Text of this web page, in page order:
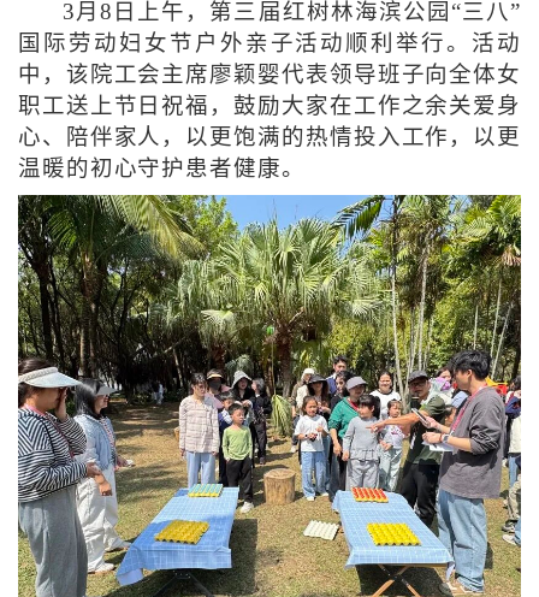
3月8日上午，第三届红树林海滨公园“三八”
国际劳动妇女节户外亲子活动顺利举行。活动
中，该院工会主席廖颖婴代表领导班子向全体女
职工送上节日祝福，鼓励大家在工作之余关爱身
心、陪伴家人，以更饱满的热情投入工作，以更
温暖的初心守护患者健康。